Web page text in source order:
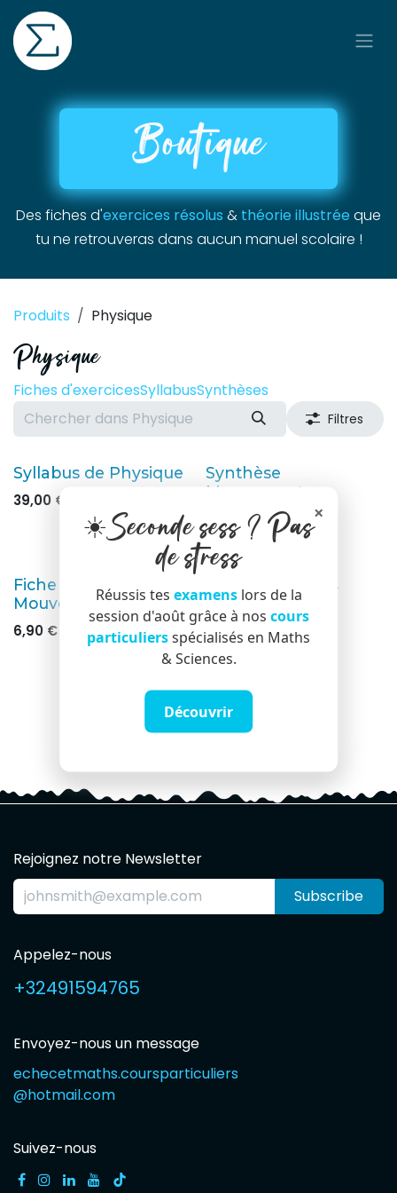
Se rendre au contenu
Boutique
Des fiches d'exercices résolus & théorie illustrée que
tu ne retrouveras dans aucun manuel scolaire !
Produits Physique
Physique
Fiches d'exercicesSyllabusSynthèses
Filtres
Syllabus de Physique
39,00 €
Synthèse
Mouvement
2,90€
Fiche de 50 exercices
Mouvement
6,90 €
Nouveau !
Synthèse Forces
2,90€
Rejoignez notre Newsletter
Subscribe
Appelez-nous
+32491594765
Envoyez-nous un message
echecetmaths.coursparticuliers
@hotmail.com
Suivez-nous
×
☀️Seconde sess ? Pas
de stress
Réussis tes examenslors de la
session d'août grâce à nos cours
particuliersspécialisés en Maths
& Sciences.
Découvrir